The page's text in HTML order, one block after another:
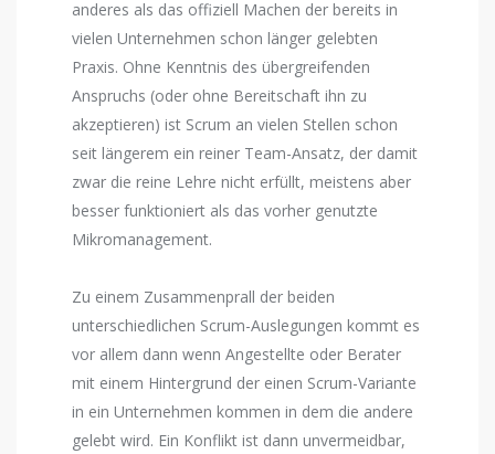
anderes als das offiziell Machen der bereits in
vielen Unternehmen schon länger gelebten
Praxis. Ohne Kenntnis des übergreifenden
Anspruchs (oder ohne Bereitschaft ihn zu
akzeptieren) ist Scrum an vielen Stellen schon
seit längerem ein reiner Team-Ansatz, der damit
zwar die reine Lehre nicht erfüllt, meistens aber
besser funktioniert als das vorher genutzte
Mikromanagement.
Zu einem Zusammenprall der beiden
unterschiedlichen Scrum-Auslegungen kommt es
vor allem dann wenn Angestellte oder Berater
mit einem Hintergrund der einen Scrum-Variante
in ein Unternehmen kommen in dem die andere
gelebt wird. Ein Konflikt ist dann unvermeidbar,